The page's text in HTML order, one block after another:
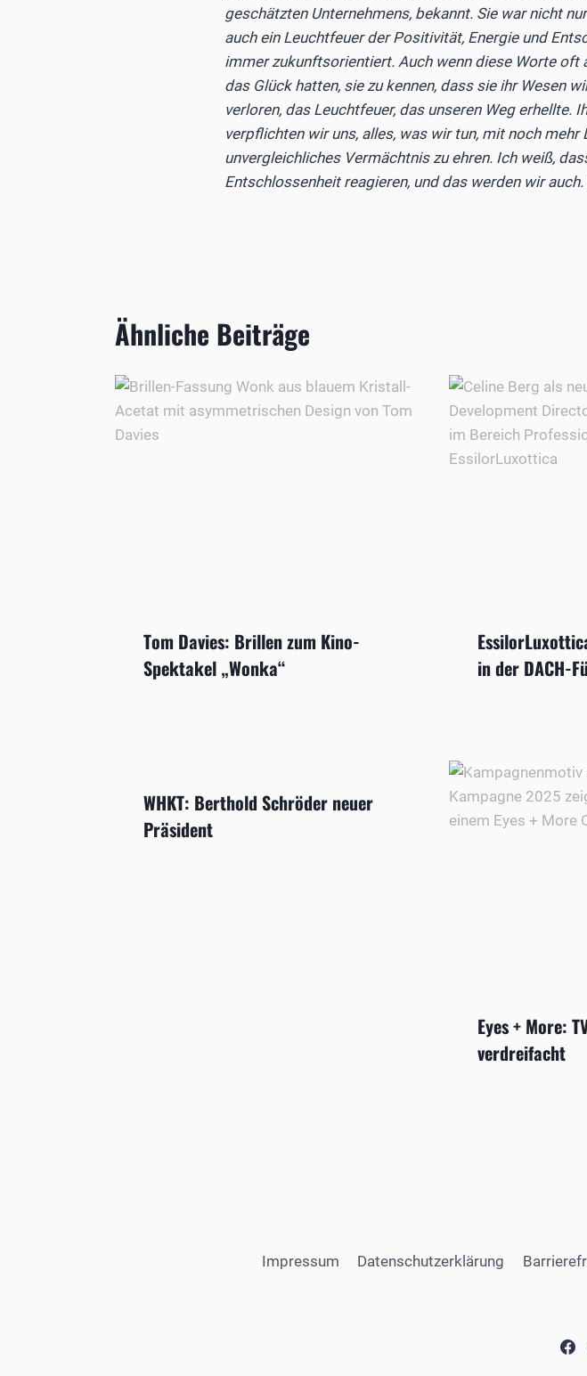
geschätzten Unternehmens, bekannt. Sie war nicht
auch ein Leuchtfeuer der Positivität, Energie und
immer zukunftsorientiert. Auch wenn diese Worte oft
das Glück hatten, sie zu kennen, dass sie ihr Wesen
verloren, das Leuchtfeuer, das unseren Weg erhellte.
verpflichten wir uns, alles, was wir tun, mit noch
unvergleichliches Vermächtnis zu ehren. Ich weiß,
Entschlossenheit reagieren, und das werden wir auch.
Ähnliche Beiträge
Tom Davies: Brillen zum Kino-
Spektakel „Wonka“
in der DACH-
WHKT: Berthold Schröder neuer
Präsident
Eyes + More:
verdreifacht
Impressum Datenschutzerklärung